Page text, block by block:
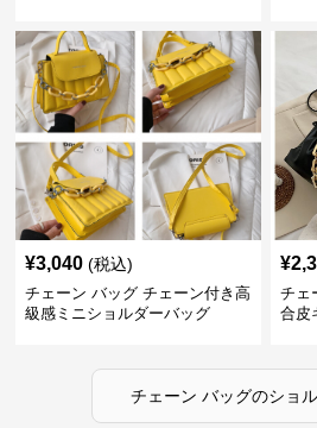
¥3,040 (税込)
チェーン バッグ チェーン付き高
級感ミニショルダーバッグ
¥
チェ
合皮
チェーン バッグのショ